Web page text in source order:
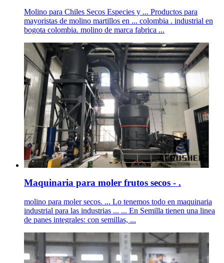
Molino para Chiles Secos Especies y ... Productos para
mayoristas de molino martillos en ... colombia . industrial en
bogota colombia. molino de marca fabrica ...
Maquinaria para moler frutos secos - .
molino para moler secos. ... Lo tenemos todo en maquinaria
industrial para las industrias ... ... En Semilla tienen una linea
de panes integrales: con semillas, ...